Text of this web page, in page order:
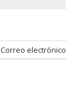
Correo electrónico